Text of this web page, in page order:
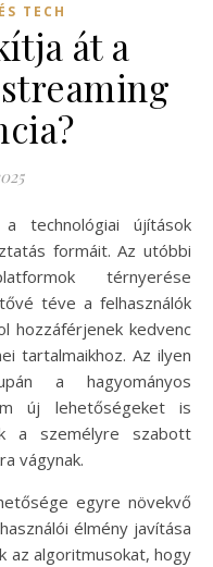
TECH
át a
formáit. Az utóbbi
térnyerése
téve a felhasználók
hozzáférjenek kedvenc
tartalmaikhoz. Az ilyen
a hagyományos
új lehetőségeket is
a személyre szabott
vágynak.
egyre növekvő
élmény javítása
az algoritmusokat, hogy